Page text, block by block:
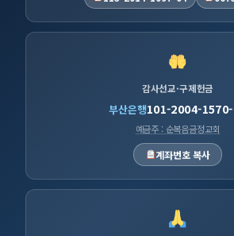
감사선교·구제헌금
부산은행101-2004-
예금주 : 순복음금정교회
계좌번호 복사